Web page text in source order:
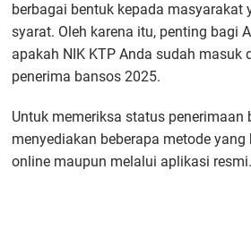
berbagai bentuk kepada masyarakat
syarat. Oleh karena itu, penting bagi
apakah NIK KTP Anda sudah masuk
penerima bansos 2025.
Untuk memeriksa status penerimaan
menyediakan beberapa metode yang
online maupun melalui aplikasi resmi.